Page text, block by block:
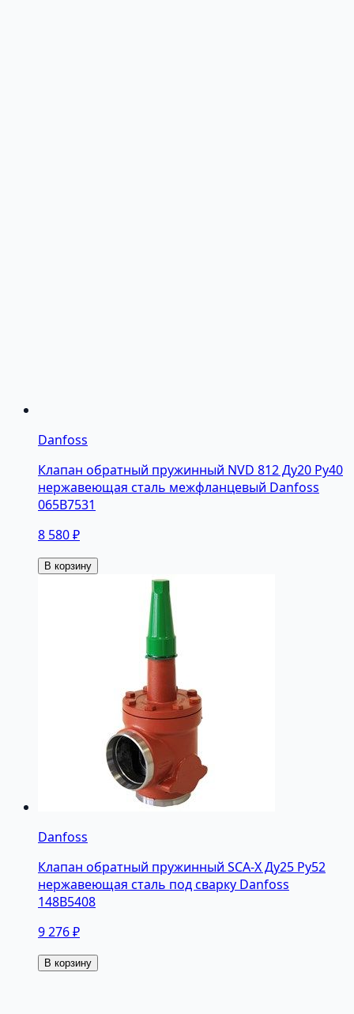
Danfoss
Клапан обратный пружинный NVD 812 Ду20 Pу40
нержавеющая сталь межфланцевый Danfoss
065B7531
8 580 ₽
В корзину
Danfoss
Клапан обратный пружинный SCA-X Ду25 Ру52
нержавеющая сталь под сварку Danfoss
148B5408
9 276 ₽
В корзину